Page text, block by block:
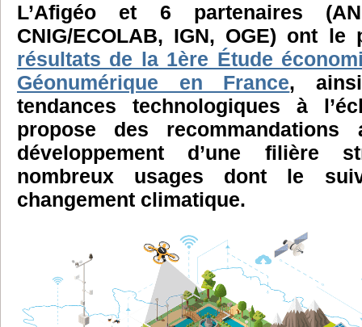
L’Afigéo et 6 partenaires
CNIG/ECOLAB, IGN, OGE) ont
résultats de la 1ère Étude
Géonumérique en France,
tendances technologiques à
propose des
développement d’une filière
nombreux usages dont le
changement climatique.